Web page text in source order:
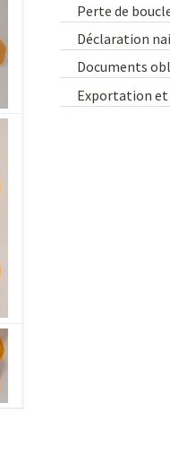
Perte de
Déclaration
Documents
Exportation